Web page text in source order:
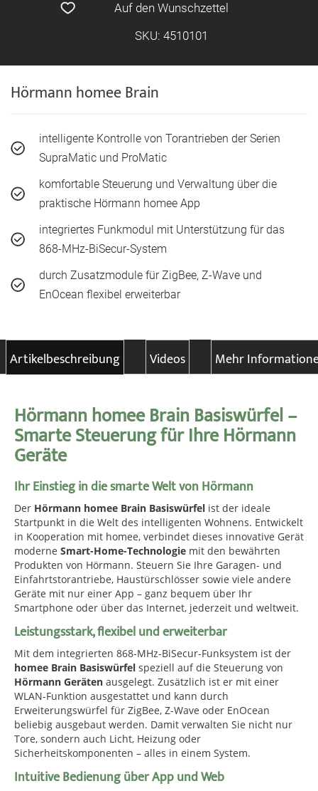
Hörmann homee Brain
Auf den Wunschzettel
SKU: 4510101
intelligente Kontrolle von Torantrieben der Serien
SupraMatic und ProMatic
komfortable Steuerung und Verwaltung über die
praktische Hörmann homee App
integriertes Funkmodul mit Unterstützung für das
868-MHz-BiSecur-System
durch Zusatzmodule für ZigBee, Z-Wave und
EnOcean flexibel erweiterbar
Artikelbeschreibung Videos Mehr
Hörmann homee Brain Basiswürfel –
Smarte Steuerung für Ihre Hörmann
Geräte
Ihr Einstieg in die smarte Welt von Hörmann
Der Hörmann homee Brain Basiswürfel ist der ideale
Startpunkt in die Welt des intelligenten Wohnens. Entwickelt
in Kooperation mit homee, verbindet dieses innovative Gerät
moderne Smart-Home-Technologie mit den bewährten
Produkten von Hörmann. Steuern Sie Ihre Garagen- und
Einfahrtstorantriebe, Haustürschlösser sowie viele andere
Geräte mit nur einer App – ganz bequem über Ihr
Smartphone oder über das Internet, jederzeit und weltweit.
Leistungsstark, flexibel und erweiterbar
Mit dem integrierten 868-MHz-BiSecur-Funksystem ist der
homee Brain Basiswürfel speziell auf die Steuerung von
Hörmann Geräten ausgelegt. Zusätzlich ist er mit einer
WLAN-Funktion ausgestattet und kann durch
Erweiterungswürfel für ZigBee, Z-Wave oder EnOcean
beliebig ausgebaut werden. Damit verwalten Sie nicht nur
Tore, sondern auch Licht, Heizung oder
Sicherheitskomponenten – alles in einem System.
Intuitive Bedienung über App und Web